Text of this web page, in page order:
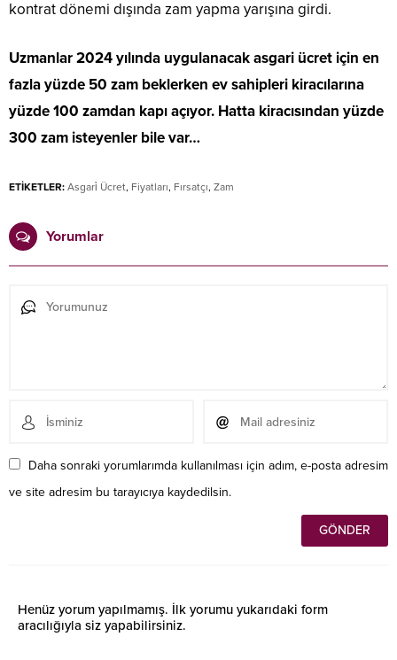
kontrat dönemi dışında zam yapma yarışına girdi.
Uzmanlar 2024 yılında uygulanacak asgari ücret için en
fazla yüzde 50 zam beklerken ev sahipleri kiracılarına
yüzde 100 zamdan kapı açıyor. Hatta kiracısından yüzde
300 zam isteyenler bile var…
ETİKETLER: Asgari̇ Ücret, Fiyatları, Fırsatçı, Zam
Yorumlar
Daha sonraki yorumlarımda kullanılması için adım, e-posta adresim
ve site adresim bu tarayıcıya kaydedilsin.
Henüz yorum yapılmamış. İlk yorumu yukarıdaki form
aracılığıyla siz yapabilirsiniz.